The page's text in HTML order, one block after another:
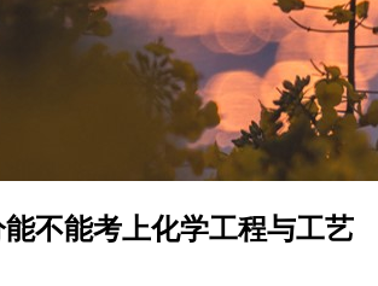
能不能考上化学工程与工艺